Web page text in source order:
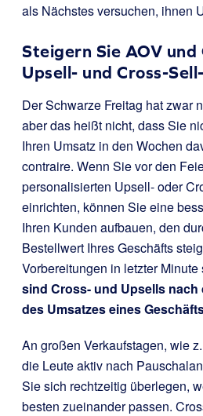
als Nächstes versuchen, ihnen
Steigern Sie AOV und
Upsell- und Cross-
Der Schwarze Freitag hat zwar
aber das heißt nicht, dass Sie
Ihren Umsatz in den Wochen
contraire. Wenn Sie vor den
personalisierten Upsell- oder
einrichten, können Sie eine
Ihren Kunden aufbauen, den
Bestellwert Ihres Geschäfts
Vorbereitungen in letzter Minute
sind Cross- und Upsells nach
des Umsatzes eines
An großen Verkaufstagen, wie
die Leute aktiv nach
Sie sich rechtzeitig überlegen,
besten zueinander passen.